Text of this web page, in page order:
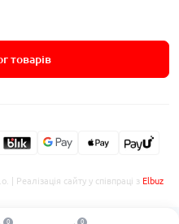
0 0
товарів
Реалізація сайту у співпраці з Elbuz